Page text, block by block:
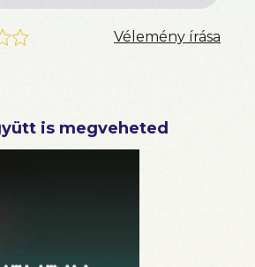
Vélemény írása
is megveheted